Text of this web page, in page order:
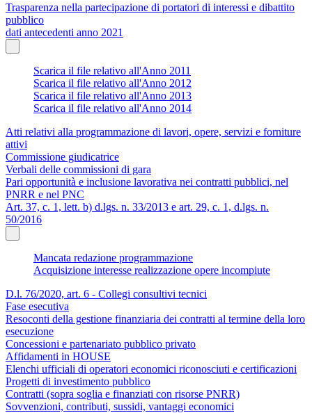
Trasparenza nella partecipazione di portatori di interessi e dibattito
pubblico
dati antecedenti anno 2021
Scarica il file relativo all'Anno 2011
Scarica il file relativo all'Anno 2012
Scarica il file relativo all'Anno 2013
Scarica il file relativo all'Anno 2014
Atti relativi alla programmazione di lavori, opere, servizi e forniture
attivi
Commissione giudicatrice
Verbali delle commissioni di gara
Pari opportunità e inclusione lavorativa nei contratti pubblici, nel
PNRR e nel PNC
Art. 37, c. 1, lett. b) d.lgs. n. 33/2013 e art. 29, c. 1, d.lgs. n.
50/2016
Mancata redazione programmazione
Acquisizione interesse realizzazione opere incompiute
D.l. 76/2020, art. 6 - Collegi consultivi tecnici
Fase esecutiva
Resoconti della gestione finanziaria dei contratti al termine della loro
esecuzione
Concessioni e partenariato pubblico privato
Affidamenti in HOUSE
Elenchi ufficiali di operatori economici riconosciuti e certificazioni
Progetti di investimento pubblico
Contratti (sopra soglia e finanziati con risorse PNRR)
Sovvenzioni, contributi, sussidi, vantaggi economici